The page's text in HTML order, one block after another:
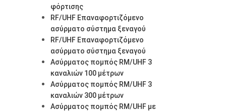
φόρτισης
RF/UHF Επαναφορτιζόμενο
ασύρματο σύστημα ξεναγού
RF/UHF Επαναφορτιζόμενο
ασύρματο σύστημα ξεναγού
Ασύρματος πομπός RM/UHF 3
καναλιών 100 μέτρων
Ασύρματος πομπός RM/UHF 3
καναλιών 300 μέτρων
Ασύρματος πομπός RM/UHF με